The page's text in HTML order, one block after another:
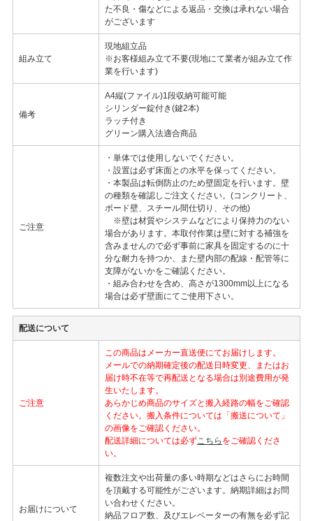
た不良・傷などによる返品・交換は承れない場合
がございます
組み立て
現地組立品
※お客様組み立て不要(現地にて業者が組み立て作
業を行います)
備考
A4縦(ファイル)1段収納可能可能
シリンダー錠付き(鍵2本)
ラッチ付き
グリーン購入法適合商品
ご注意
・単体では使用しないでください。
・設置は必ず床面との水平を保ってください。
・本製品は転倒防止のため壁固定を行います。壁
の種類を確認しご注文ください。(コンクリート、
ボード壁、スチール間仕切り、その他)
※壁は材質やシステムなどにより保持力のない
場合があります。本取付作業は壁に対する補強を
含みませんので必ず事前に家具を固定するのに十
分な耐力を持つか、また壁内部の配線・配管等に
支障がないかをご確認ください。
・組み合わせを含め、高さが1300mm以上になる
場合は必ず壁面にてご使用下さい。
配送について
ご注意
この商品はメーカー直送便にてお届けします。
メールでの納期確定後の配送日時変更、またはお
届け時不在等で再配送となる場合は別途費用が発
生いたします。
あらかじめ商品のサイズと搬入経路の幅をご確認
ください。搬入条件については「搬送について」
の画像をご確認ください。
配送詳細については必ずこちら をご確認くださ
い。
お届けについて
複数注文や出荷量の多い時期などはさらにお時間
を頂戴する可能性がございます。納期詳細はお問
い合わせください。
納品フロア数、及びエレベーターの有無を必ず記